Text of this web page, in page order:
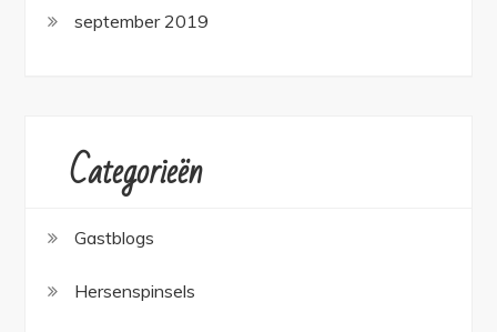
september 2019
Categorieën
Gastblogs
Hersenspinsels